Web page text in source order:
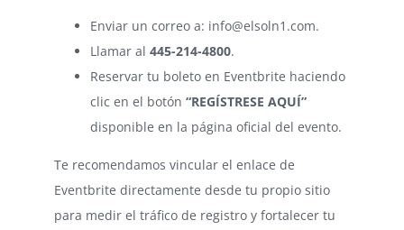
Enviar un correo a: info@elsoln1.com.
Llamar al 445-214-4800.
Reservar tu boleto en Eventbrite haciendo
clic en el botón “REGÍSTRESE AQUÍ”
disponible en la página oficial del evento.
Te recomendamos vincular el enlace de
Eventbrite directamente desde tu propio sitio
para medir el tráfico de registro y fortalecer tu